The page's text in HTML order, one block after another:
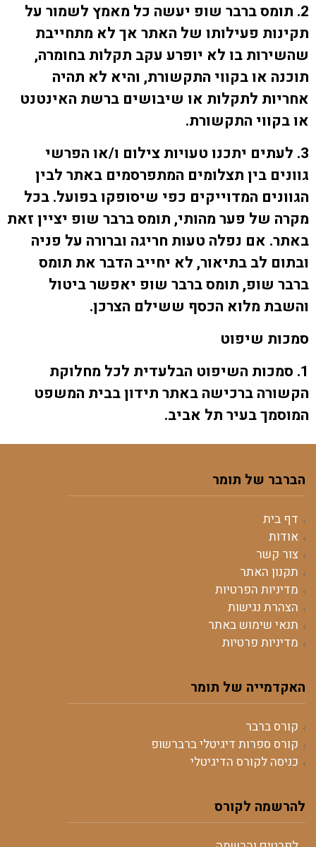
2. תומס ברבר שופ יעשה כל מאמץ לשמור על
תקינות פעילותו של האתר אך לא מתחייבת
שהשירות בו לא יופרע עקב תקלות בחומרה,
תוכנה או בקווי התקשורת, והיא לא תהיה
אחריות לתקלות או שיבושים ברשת האינטנט
או בקווי התקשורת.
3. לעתים יתכנו טעויות צילום ו/או הפרשי
גוונים בין תצלומים המתפרסמים באתר לבין
הגוונים המדוייקים כפי שיסופקו בפועל. בכל
מקרה של פער מהותי, תומס ברבר שופ יציין זאת
באתר. אם נפלה טעות חריגה וברורה על פניה
ובתום לב בתיאור, לא יחייב הדבר את תומס
ברבר שופ, תומס ברבר שופ יאפשר ביטול
והשבת מלוא הכסף ששילם הצרכן.
סמכות שיפוט
1. סמכות השיפוט הבלעדית לכל מחלוקת
הקשורה ברכישה באתר תידון בבית המשפט
המוסמך בעיר תל אביב.
הברבר של תומר
דף בית
אודות
צור קשר
תקנון האתר
מדיניות הפרטיות
הצהרת נגישות
תנאי שימוש באתר
מדיניות פרטיות
האקדמייה של תומר
קורס ברבר
קורס ספרות דיגיטלי ברברשופ
כניסה לקורס הדיגיטלי
להרשמה לקורס